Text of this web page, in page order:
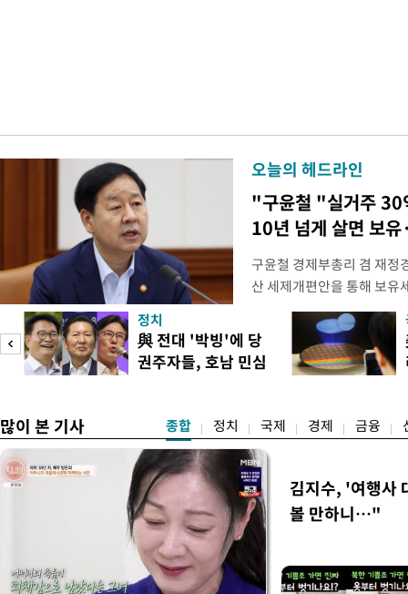
오늘의 헤드라인
"구윤철 "실거주 30
10년 넘게 살면 보
구윤철 경제부총리 겸 재정
산 세제개편안을 통해 보유
지적에 대해 "사는(실거주
어들고 나중에 팔 때 양도
총리는 이날 오전 MBC 라
터뷰에서 "이게(30억원 이
정치
與 전대 '박빙'에 당
권주자들, 호남 민심
많이 본 기사 종합 정치 국제 경제 금융
김지수, '여행사
볼 만하니…"